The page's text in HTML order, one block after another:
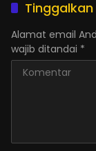
Alamat email
wajib ditandai *